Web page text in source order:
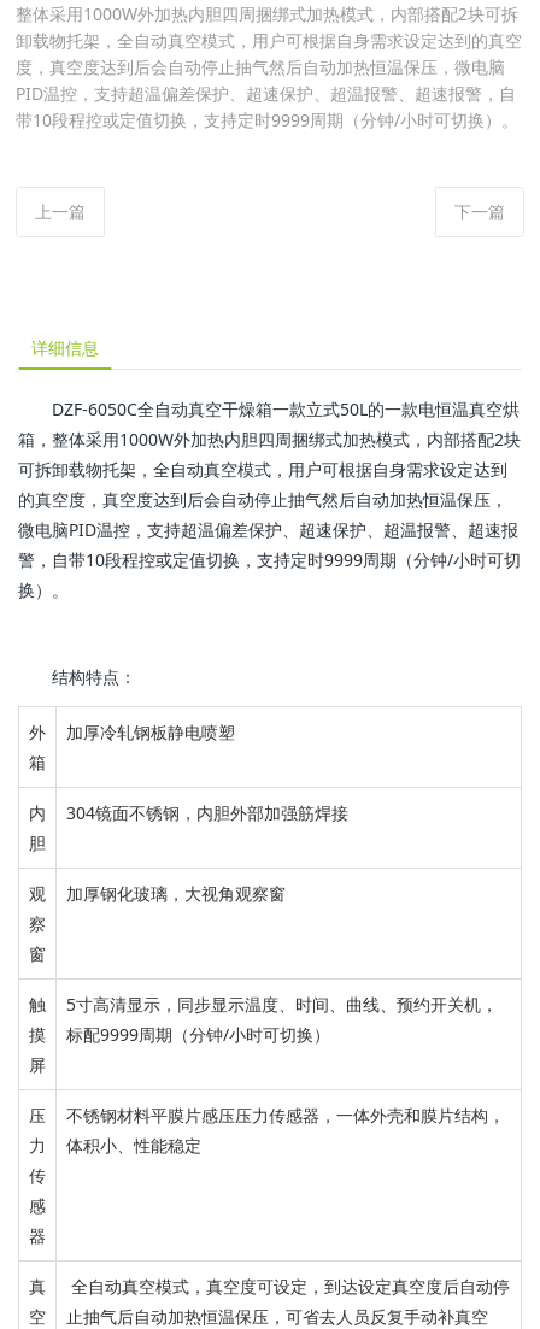
整体采用1000W外加热内胆四周捆绑式加热模式，内部搭配2块可拆
卸载物托架，全自动真空模式，用户可根据自身需求设定达到的真空
度，真空度达到后会自动停止抽气然后自动加热恒温保压，微电脑
PID温控，支持超温偏差保护、超速保护、超温报警、超速报警，自
带10段程控或定值切换，支持定时9999周期（分钟/小时可切换）。
上一篇 下一篇
详细信息
DZF-6050C全自动真空干燥箱一款立式50L的一款电恒温真空烘
箱，整体采用1000W外加热内胆四周捆绑式加热模式，内部搭配2块
可拆卸载物托架，全自动真空模式，用户可根据自身需求设定达到
的真空度，真空度达到后会自动停止抽气然后自动加热恒温保压，
微电脑PID温控，支持超温偏差保护、超速保护、超温报警、超速报
警，自带10段程控或定值切换，支持定时9999周期（分钟/小时可切
换）。
结构特点：
外
箱
加厚冷轧钢板静电喷塑
内
胆
304镜面不锈钢， 内胆外部加强筋焊接
观
察
窗
加厚钢化玻璃， 大视角观察窗
触
摸
屏
5寸高清显示， 同步显示温度、时间、曲线、预约开关机，
标配9999周期（分钟/小时可切换）
压
力
传
感
器
不锈钢材料平膜片感压压力传感器， 一体外壳和膜片结构，
体积小、性能稳定
真
空
全自动真空模式 ， 真空度可设定，到达设定真空度后自动停
止抽气后自动加热恒温保压 ，可省去人员反复手动补真空